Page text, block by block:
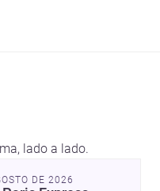
lado a lado.
DE 2026